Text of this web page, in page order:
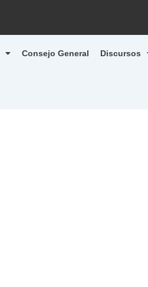
Consejo General Discursos